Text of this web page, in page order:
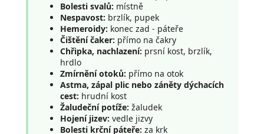
Bolesti svalů: místně
Nespavost: brzlík, pupek
Hemeroidy: konec zad - páteře
Čištění čaker: přímo na čakry
Chřipka, nachlazení: prsní kost, brzlík,
hrdlo
Zmírnění otoků: přímo na otok
Astma, zápal plic nebo záněty dýchacích
cest: hrudní kost
Žaludeční potíže: žaludek
Hojení jizev: vedle jizvy
Bolesti krční páteře: za krk